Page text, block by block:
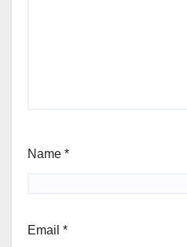
Name *
Email *